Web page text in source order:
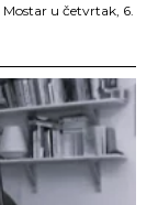
u četvrtak, 6.